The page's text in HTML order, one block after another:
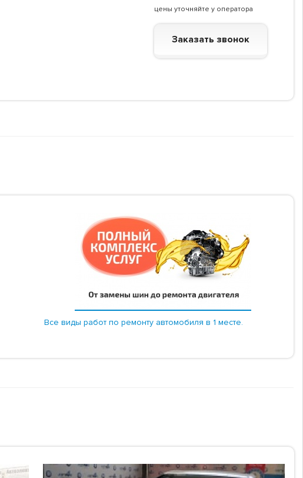
цены уточняйте у оператора
Заказать звонок
Все виды работ по ремонту автомобиля в 1 месте.